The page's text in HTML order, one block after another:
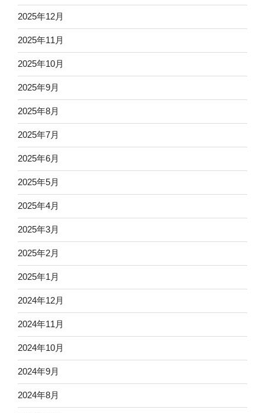
2025年12月
2025年11月
2025年10月
2025年9月
2025年8月
2025年7月
2025年6月
2025年5月
2025年4月
2025年3月
2025年2月
2025年1月
2024年12月
2024年11月
2024年10月
2024年9月
2024年8月